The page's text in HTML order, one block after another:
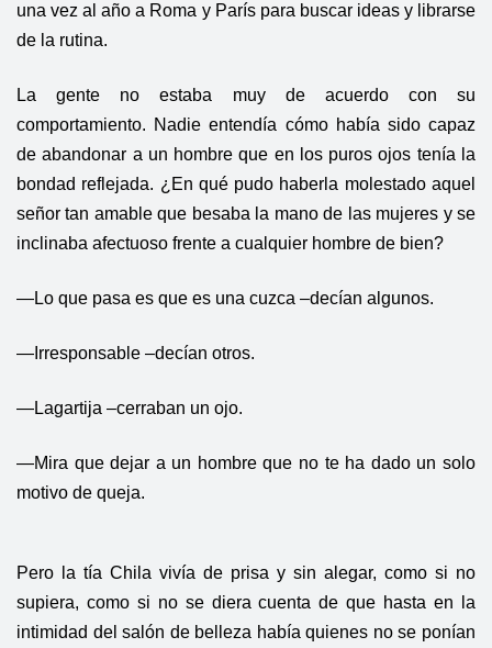
una vez al año a Roma y París para buscar ideas y librarse
de la rutina.
La gente no estaba muy de acuerdo con su
comportamiento. Nadie entendía cómo había sido capaz
de abandonar a un hombre que en los puros ojos tenía la
bondad reflejada. ¿En qué pudo haberla molestado aquel
señor tan amable que besaba la mano de las mujeres y se
inclinaba afectuoso frente a cualquier hombre de bien?
—Lo que pasa es que es una cuzca –decían algunos.
—Irresponsable –decían otros.
—Lagartija –cerraban un ojo.
—Mira que dejar a un hombre que no te ha dado un solo
motivo de queja.
Pero la tía Chila vivía de prisa y sin alegar, como si no
supiera, como si no se diera cuenta de que hasta en la
intimidad del salón de belleza había quienes no se ponían